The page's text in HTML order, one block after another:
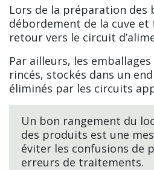
Lors de la préparation
débordement de la cuve
retour vers le circuit
Par ailleurs, les
rincés, stockés dans un
éliminés par les circuits
Un bon rangement du
des produits est une
éviter les confusions de
erreurs de traitements.